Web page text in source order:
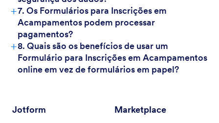
+7. Os Formulários para Inscrições em
Acampamentos podem processar
pagamentos?
+8. Quais são os benefícios de usar um
Formulário para Inscrições em Acampamentos
online em vez de formulários em papel?
Jotform Marketplace